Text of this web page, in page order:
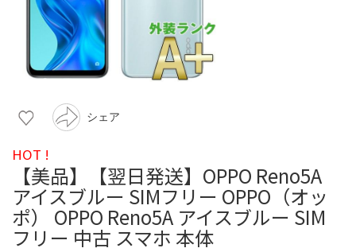
シェア
HOT !
【美品】【翌日発送】OPPO Reno5A
アイスブルー SIMフリー OPPO（オッ
ポ） OPPO Reno5A アイスブルー SIM
フリー 中古 スマホ 本体